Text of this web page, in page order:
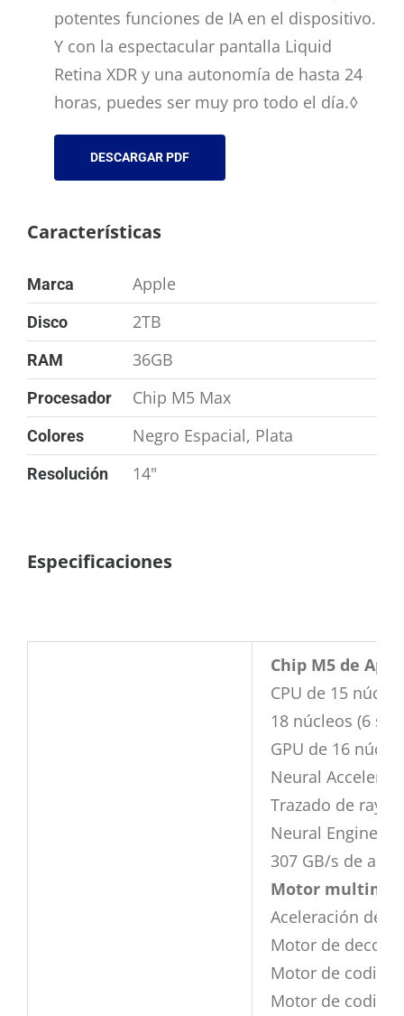
potentes funciones de IA en el dispositivo.
Y con la espectacular pantalla Liquid
Retina XDR y una autonomía de hasta 24
horas, puedes ser muy pro todo el día.◊
DESCARGAR PDF
Características
Marca Apple
Disco 2TB
RAM 36GB
Procesador Chip M5 Max
Colores Negro Espacial, Plata
Resolución 14"
Especificaciones
Chip M5 de
CPU de 15
18 núcleos (6
GPU de 16
Neural
Trazado de
Neural Engine
307 GB/s de
Motor
Aceleración de
Motor de
Motor de
Motor de